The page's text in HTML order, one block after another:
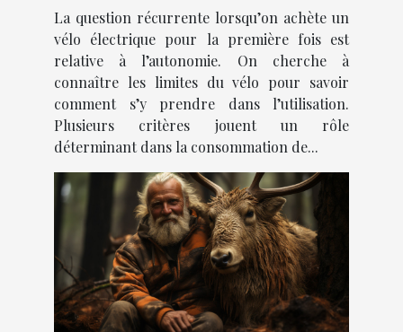
électrique ?
La question récurrente lorsqu’on achète un
vélo électrique pour la première fois est
relative à l’autonomie. On cherche à
connaître les limites du vélo pour savoir
comment s’y prendre dans l’utilisation.
Plusieurs critères jouent un rôle
déterminant dans la consommation de...